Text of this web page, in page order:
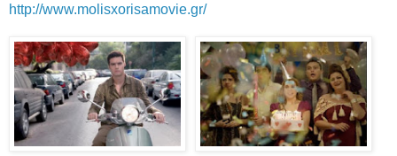
http://www.molisxorisamovie.gr/